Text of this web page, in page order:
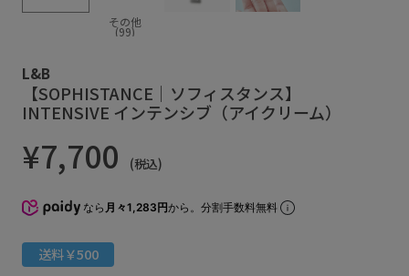
その他
(99)
L&B
【SOPHISTANCE｜ソフィスタンス】
INTENSIVE インテンシブ（アイクリーム）
¥7,700 (税込)
なら 月々1,283円から。分割手数料無料
送料￥500